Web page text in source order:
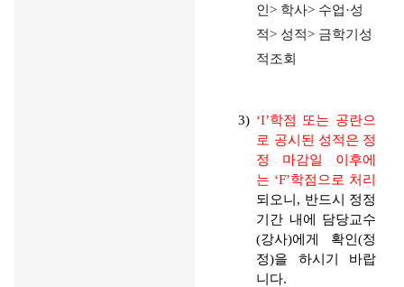
인> 학사> 수업·성
적> 성적> 금학기성
적조회
3) ‘I’학점 또는 공란으
로 공시된 성적은 정
정 마감일 이후에
는 ‘F’학점으로 처리
되오니 , 반드시 정정
기간 내에 담당교수
(강사)에게 확인 (정
정)을 하시기 바랍
니다.